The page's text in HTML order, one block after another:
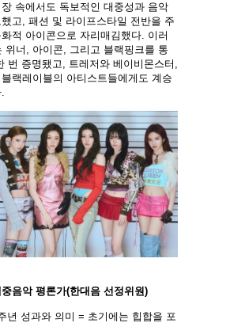
속에서도 독보적인 대중성과 음악
고, 패션 및 라이프스타일 전반을 주
적 아이콘으로 자리매김했다. 이러
위너, 아이콘, 그리고 블랙핑크를 통
번 증명됐고, 트레저와 베이비몬스터,
랙레이블의 아티스트들에게도 계승
음악 평론가(한대음 선정위원)
년 성과와 의미 = 초기에는 힙합을 포